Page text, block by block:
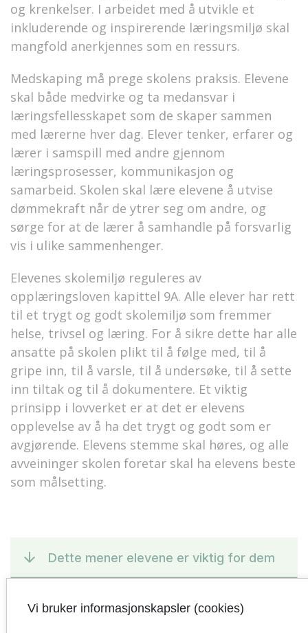
og krenkelser. I arbeidet med å utvikle et
inkluderende og inspirerende læringsmiljø skal
mangfold anerkjennes som en ressurs.
Medskaping må prege skolens praksis. Elevene
skal både medvirke og ta medansvar i
læringsfellesskapet som de skaper sammen
med lærerne hver dag. Elever tenker, erfarer og
lærer i samspill med andre gjennom
læringsprosesser, kommunikasjon og
samarbeid. Skolen skal lære elevene å utvise
dømmekraft når de ytrer seg om andre, og
sørge for at de lærer å samhandle på forsvarlig
vis i ulike sammenhenger.
Elevenes skolemiljø reguleres av
opplæringsloven kapittel 9A. Alle elever har rett
til et trygt og godt skolemiljø som fremmer
helse, trivsel og læring. For å sikre dette har alle
ansatte på skolen plikt til å følge med, til å
gripe inn, til å varsle, til å undersøke, til å sette
inn tiltak og til å dokumentere. Et viktig
prinsipp i lovverket er at det er elevens
opplevelse av å ha det trygt og godt som er
avgjørende. Elevens stemme skal høres, og alle
avveininger skolen foretar skal ha elevens beste
som målsetting.
Dette mener elevene er viktig for dem
KVALITETSOMRÅDE: Kvalitet i
Vi bruker informasjonskapsler (cookies)